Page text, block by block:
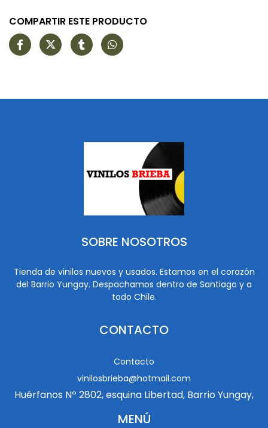
COMPARTIR ESTE PRODUCTO
SOBRE NOSOTROS
Tienda de vinilos nuevos y usados. Estamos en el corazón
del Barrio Yungay. Despachamos dentro de Santiago y a
todo Chile.
CONTACTO
Contacto
vinilosbrieba@hotmail.com
Huérfanos Nº 2802, esquina Libertad, Barrio Yungay,
MENÚ